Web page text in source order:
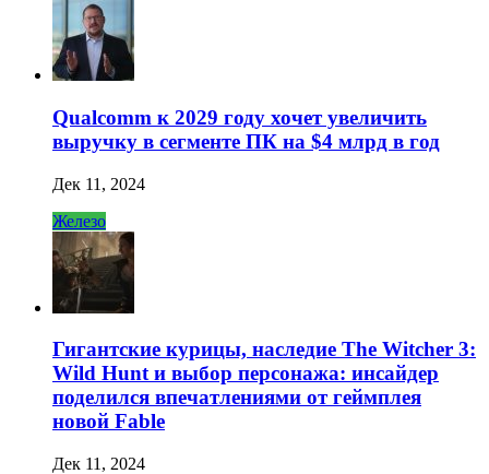
Qualcomm к 2029 году хочет увеличить
выручку в сегменте ПК на $4 млрд в год
Дек 11, 2024
Железо
Гигантские курицы, наследие The Witcher 3:
Wild Hunt и выбор персонажа: инсайдер
поделился впечатлениями от геймплея
новой Fable
Дек 11, 2024